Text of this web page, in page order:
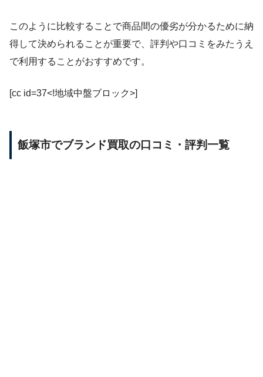
このように比較することで商品間の優劣が分かるために納
得して決められることが重要で、評判や口コミをみたうえ
で利用することがおすすめです。
[cc id=37<!地域中盤ブロック>]
飯塚市でブランド買取の口コミ・評判一覧